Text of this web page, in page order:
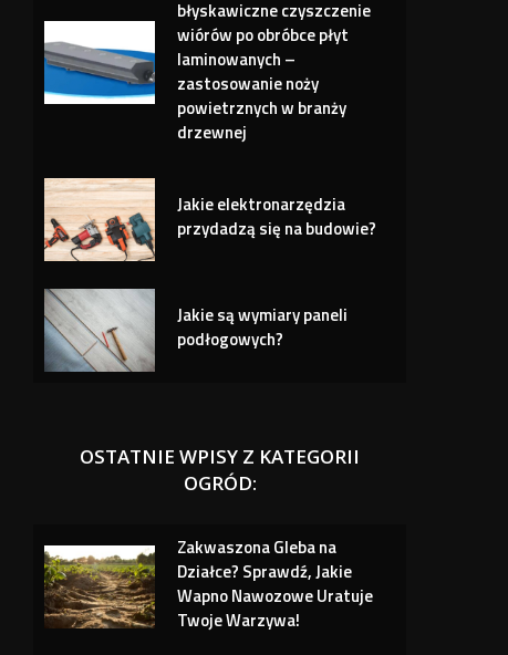
błyskawiczne czyszczenie
wiórów po obróbce płyt
laminowanych –
zastosowanie noży
powietrznych w branży
drzewnej
Jakie elektronarzędzia
przydadzą się na budowie?
Jakie są wymiary paneli
podłogowych?
OSTATNIE WPISY Z KATEGORII
OGRÓD:
Zakwaszona Gleba na
Działce? Sprawdź, Jakie
Wapno Nawozowe Uratuje
Twoje Warzywa!